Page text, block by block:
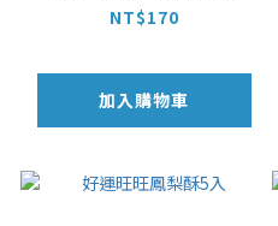
NT$170
加入購物車